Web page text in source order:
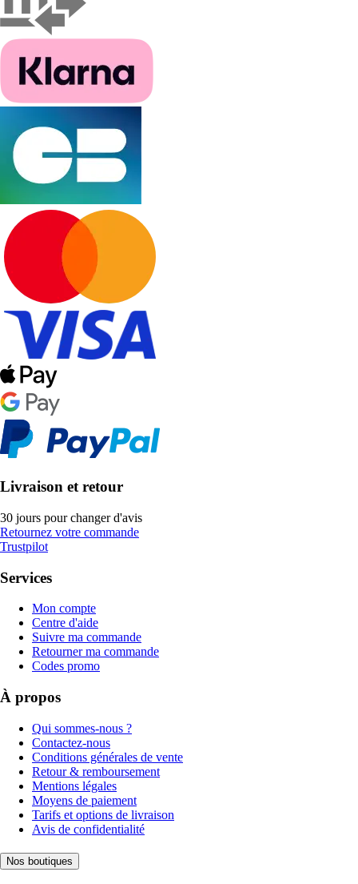
Livraison et retour
30 jours pour changer d'avis
Retournez votre commande
Trustpilot
Services
Mon compte
Centre d'aide
Suivre ma commande
Retourner ma commande
Codes promo
À propos
Qui sommes-nous ?
Contactez-nous
Conditions générales de vente
Retour & remboursement
Mentions légales
Moyens de paiement
Tarifs et options de livraison
Avis de confidentialité
Nos boutiques